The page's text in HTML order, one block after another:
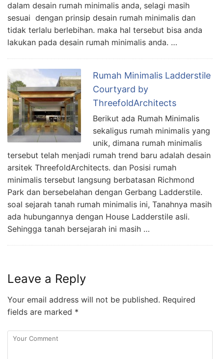
dalam desain rumah minimalis anda, selagi masih
sesuai dengan prinsip desain rumah minimalis dan
tidak terlalu berlebihan. maka hal tersebut bisa anda
lakukan pada desain rumah minimalis anda. …
Rumah Minimalis Ladderstile
Courtyard by
ThreefoldArchitects
Berikut ada Rumah Minimalis
sekaligus rumah minimalis yang
unik, dimana rumah minimalis
tersebut telah menjadi rumah trend baru adalah desain
arsitek ThreefoldArchitects. dan Posisi rumah
minimalis tersebut langsung berbatasan Richmond
Park dan bersebelahan dengan Gerbang Ladderstile.
soal sejarah tanah rumah minimalis ini, Tanahnya masih
ada hubungannya dengan House Ladderstile asli.
Sehingga tanah bersejarah ini masih …
Leave a Reply
Your email address will not be published. Required
fields are marked *